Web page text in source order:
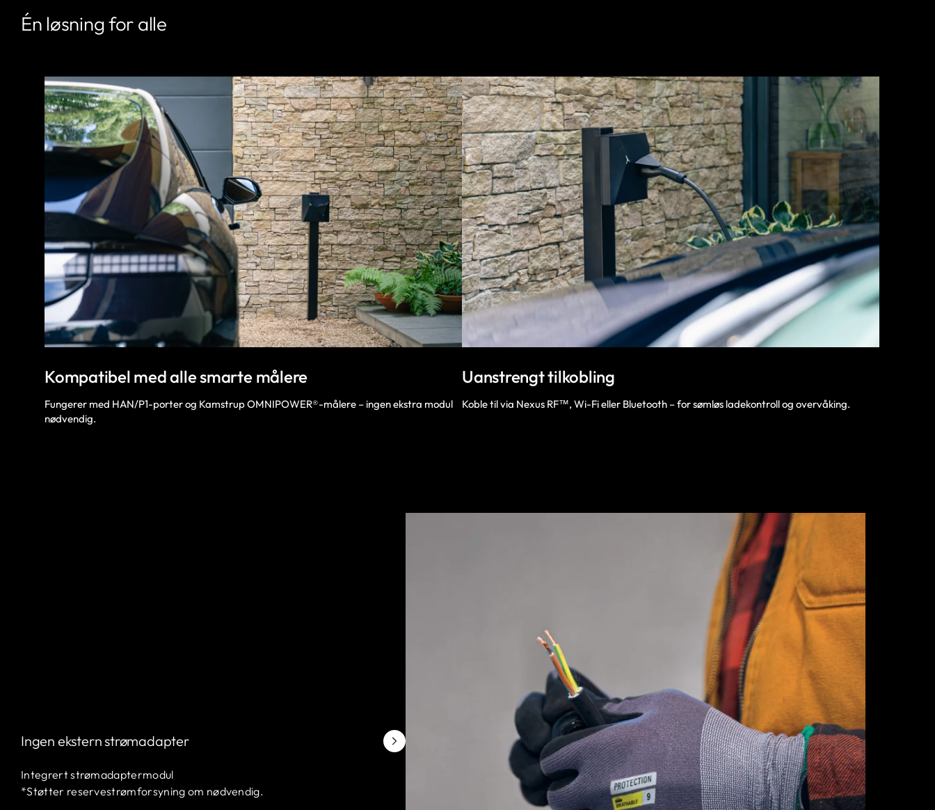
Én løsning for alle
Kompatibel med alle smarte målere
Fungerer med HAN/P1-porter og Kamstrup OMNIPOWER®-målere – ingen ekstra modul
nødvendig.
Uanstrengt tilkobling
Koble til via Nexus RF™, Wi-Fi eller Bluetooth – for sømløs ladekontroll og overvåking.
Ingen ekstern strømadapter
Integrert strømadaptermodul
*Støtter reservestrømforsyning om nødvendig.